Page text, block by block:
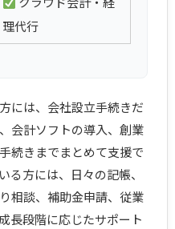
理代行
には、会社設立手続きだ
会計ソフトの導入、創業
続きまでまとめて支援で
る方には、日々の記帳、
相談、補助金申請、従業
長段階に応じたサポート